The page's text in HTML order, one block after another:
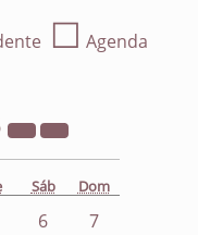
☐ Agenda
Sáb Dom
6
7